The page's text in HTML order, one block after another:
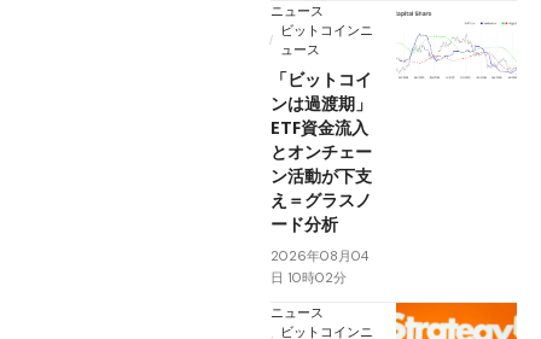
ニュース
ビットコインニ
ュース
「ビットコイ
ンは過渡期」
ETF資金流入
とオンチェー
ン活動が下支
え＝グラスノ
ード分析
2026年08月04
日 10時02分
ニュース
ビットコインニ